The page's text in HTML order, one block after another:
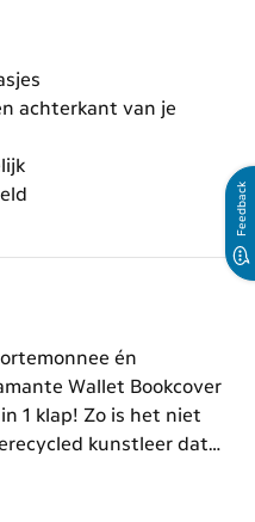
achterkant van je
én
Wallet Bookcover
1 klap! Zo is het niet
kunstleer dat
je er ook tot wel 5
handen even vol? Met
Feedback